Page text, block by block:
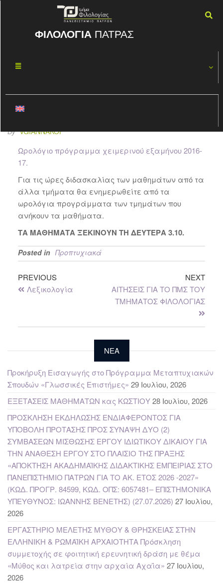
ΦΙΛΟΛΟΓΙΑ ΠΑΤΡΑΣ
28
χειμερινού
εξαμήνου 2016-17
By VGIANNAKOP
Ωρολόγιο πρόγραμμα χειμερινού εξαμήνου 2016-
17.
Για τις ώρες διδασκαλίας των μαθημάτων από τα
άλλα τμήματα θα ενημερωθείτε από τα
ωρολόγια προγράμματα των τμημάτων που
ανήκουν τα μαθήματα.
ΤΑ ΜΑΘΗΜΑΤΑ ΞΕΚΙΝΟΥΝ ΤΗ ΔΕΥΤΕΡΑ 3.10.
Posted in Προπτυχιακά
PREVIOUS
Λεξικολογία
NEXT
ΑΙΤΗΣΕΙΣ ΓΙΑ ΤΟ ΠΜΣ ΤΟΥ
ΤΜΗΜΑΤΟΣ ΦΙΛΟΛΟΓΙΑΣ
NEA
Προκήρυξη Εισαγωγής στο Πρόγραμμα Μεταπτυχιακών
Σπουδών «Γλωσσικές Επιστήμες» 29 Ιουλίου, 2026
ΕΞΕΤΑΣΕΙΣ ΜΑΘΗΜΑΤΩΝ κας ΚΩΣΤΙΟΥ28 Ιουλίου, 2026
ΠΡΟΣΚΛΗΣΗ ΕΚΔΗΛΩΣΗΣ ΕΝΔΙΑΦΕΡΟΝΤΟΣ ΓΙΑ
ΥΠΟΒΟΛΗ ΠΡΟΤΑΣΗΣ ΠΡΟΣ ΣΥΝΑΨΗ ΔΥΟ (2)
ΣΥΜΒΑΣΕΩΝ ΜΙΣΘΩΣΗΣ ΕΡΓΟΥ ΙΔΙΩΤΙΚΟΥ ΔΙΚΑΙΟΥ ΓΙΑ
ΤΗΝ ΑΝΑΘΕΣΗ ΕΡΓΟΥ ΣΤΟ ΠΛΑΙΣΙΟ ΤΗΣ ΠΡΑΞΗΣ
«ΑΠΟΚΤΗΣΗ ΑΚΑΔΗΜΑΪΚΗΣ ΔΙΔΑΚΤΙΚΗΣ ΕΜΠΕΙΡΙΑΣ ΣΤΟ
ΠΑΝΕΠΙΣΤΗΜΙΟ ΠΑΤΡΩΝ ΓΙΑ ΤΟ ΑΚ. ΕΤΟΣ 2026 -2027»
(ΚΩΔ. ΠΡΟΓΡ. 84599, ΚΩΔ. ΟΠΣ: 6057481– ΕΠΙΣΤΗΜΟΝΙΚΑ
ΥΠΕΥΘΥΝΟΣ: ΙΩΑΝΝΗΣ ΒΕΝΕΤΗΣ) (27.07.2026) 27 Ιουλίου,
2026
ΕΡΓΑΣΤΗΡΙΟ ΜΕΛΕΤΗΣ ΜΥΘΟΥ & ΘΡΗΣΚΕΙΑΣ ΣΤΗΝ
ΕΛΛΗΝΙΚΗ & ΡΩΜΑΪΚΗ ΑΡΧΑΙΟΤΗΤΑ Πρόσκληση
συμμετοχής σε φοιτητική ερευνητική δράση με θέμα
«Μύθος και λατρεία στην αρχαία Αχαΐα» 27 Ιουλίου,
2026